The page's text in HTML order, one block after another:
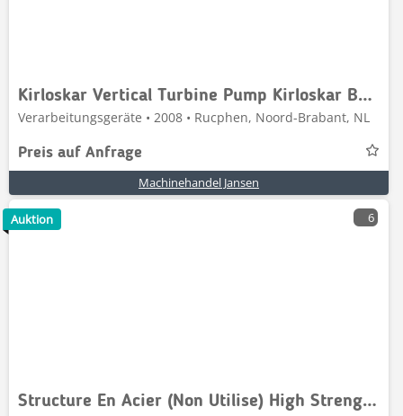
Kirloskar Vertical Turbine Pump Kirloskar BHR28-4
Verarbeitungsgeräte • 2008 • Rucphen, Noord-Brabant, NL
Preis auf Anfrage
Machinehandel Jansen
6
Structure En Acier (Non Utilise) High Strength Ste
Auktion